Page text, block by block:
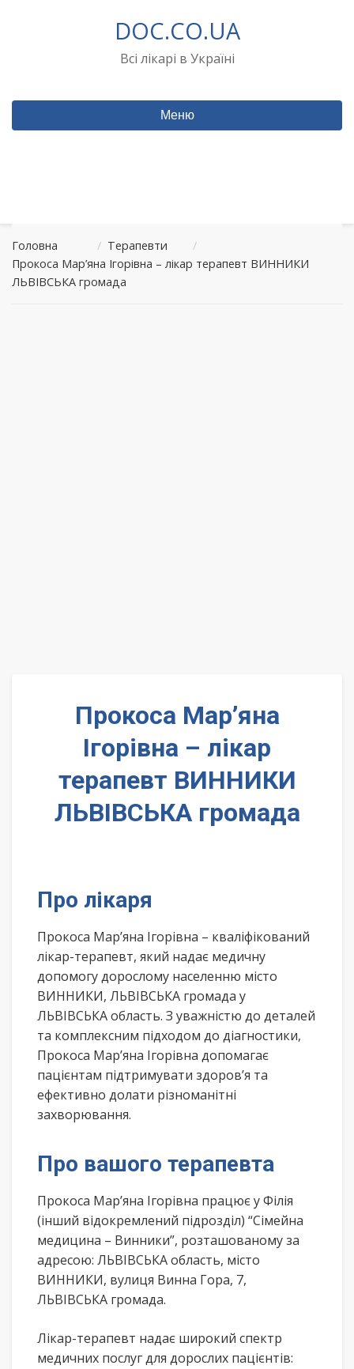
DOC.CO.UA
Всі лікарі в Україні
Меню
Головна / Терапевти
/
Прокоса Мар’яна Ігорівна – лікар терапевт ВИННИКИ
ЛЬВІВСЬКА громада
Прокоса Мар’яна
Ігорівна – лікар
терапевт ВИННИКИ
ЛЬВІВСЬКА громада
Про лікаря
Прокоса Мар’яна Ігорівна – кваліфікований
лікар-терапевт, який надає медичну
допомогу дорослому населенню місто
ВИННИКИ, ЛЬВІВСЬКА громада у
ЛЬВІВСЬКА область. З уважністю до деталей
та комплексним підходом до діагностики,
Прокоса Мар’яна Ігорівна допомагає
пацієнтам підтримувати здоров’я та
ефективно долати різноманітні
захворювання.
Про вашого терапевта
Прокоса Мар’яна Ігорівна працює у Філія
(інший відокремлений підрозділ) “Сімейна
медицина – Винники”, розташованому за
адресою: ЛЬВІВСЬКА область, місто
ВИННИКИ, вулиця Винна Гора, 7,
ЛЬВІВСЬКА громада.
Лікар-терапевт надає широкий спектр
медичних послуг для дорослих пацієнтів: